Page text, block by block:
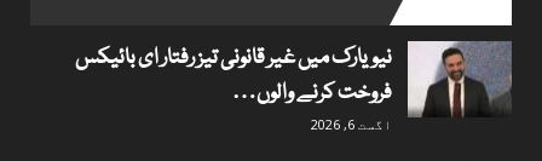
نیویارک میں غیر قانونی تیز رفتار ای بائیکس
فروخت کرنے والوں…
اگست 6, 2026